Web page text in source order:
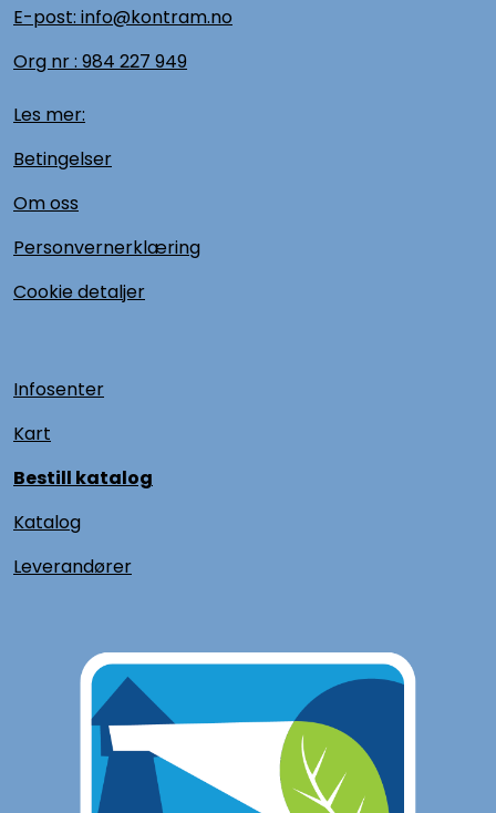
E-post: info@kontram.no
Org nr : 984 227 949
Les mer:
Betingelser
Om oss
Personvernerklæring
Cookie detaljer
Infosenter
Kart
Bestill katalog
Katalog
Leverandører